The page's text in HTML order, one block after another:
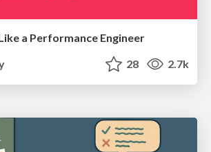
a Performance Engineer
28 2.7k